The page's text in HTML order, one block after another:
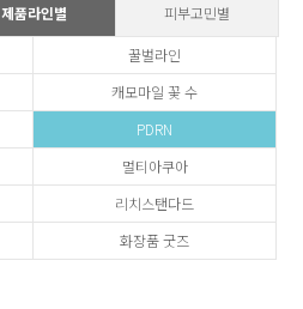
제품라인별 피부고민별
꿀벌라인
캐모마일 꽃 수
PDRN
멀티아쿠아
리치스탠다드
화장품 굿즈